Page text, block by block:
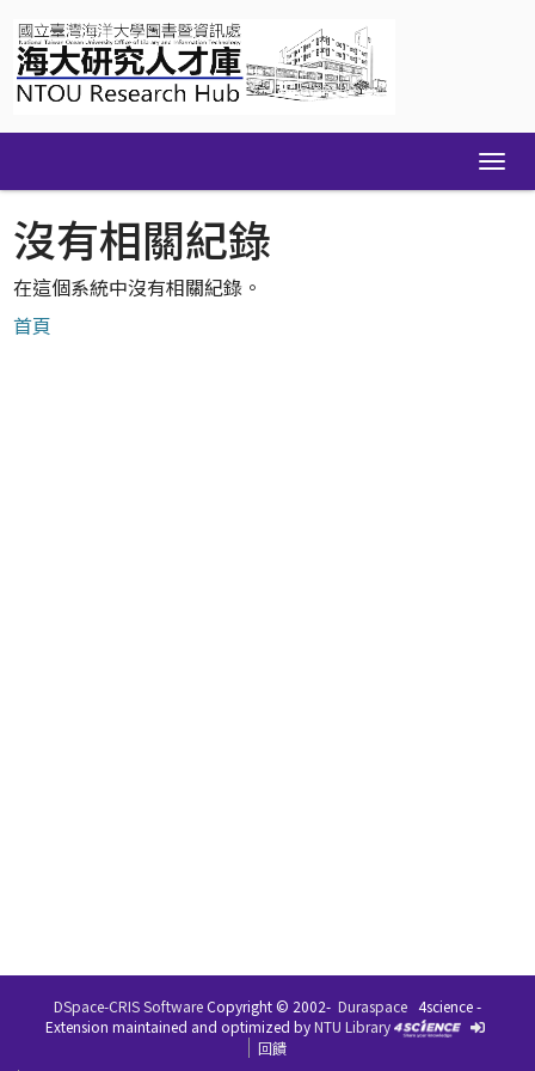
navigation
沒有相關紀錄
在這個系統中沒有相關紀錄。
首頁
DSpace-CRIS SoftwareCopyright © 2002- Duraspace 4science -
Extension maintained and optimized byNTU Library
回饋